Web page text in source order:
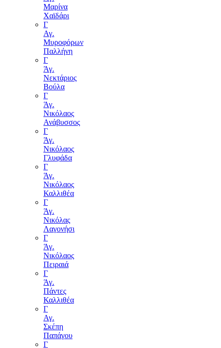
Μαρίνα
Χαϊδάρι
Γ
Αγ.
Μυροφόρων
Παλλήνη
Γ
Άγ.
Νεκτάριος
Βούλα
Γ
Άγ.
Νικόλαος
Ανάβυσσος
Γ
Άγ.
Νικόλαος
Γλυφάδα
Γ
Άγ.
Νικόλαος
Καλλιθέα
Γ
Άγ.
Νικόλας
Λαγονήσι
Γ
Άγ.
Νικόλαος
Πειραιά
Γ
Άγ.
Πάντες
Καλλιθέα
Γ
Αγ.
Σκέπη
Παπάγου
Γ